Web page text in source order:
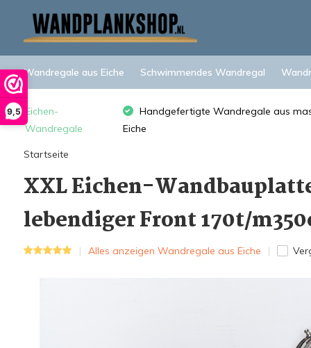
9,5
Wandregale aus Eiche Schwimmendes Wandregal
Eichen-
Wandregale
Handgefertigte Wandregale aus
Eiche
Startseite
XXL Eichen-
lebendiger Front 170t/
Alles anzeigen Wandregale aus Eiche